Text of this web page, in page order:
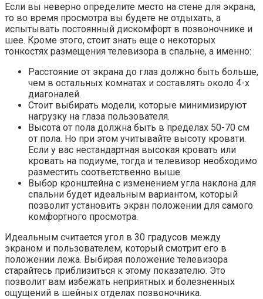
Если вы неверно определите место на стене для экрана,
то во время просмотра вы будете не отдыхать, а
испытывать постоянный дискомфорт в позвоночнике и
шее. Кроме этого, стоит знать еще о некоторых
тонкостях размещения телевизора в спальне, а именно:
Расстояние от экрана до глаз должно быть больше,
чем в остальных комнатах и составлять около 4-х
диагоналей.
Стоит выбирать модели, которые минимизируют
нагрузку на глаза пользователя.
Высота от пола должна быть в пределах 50-70 см
от пола. Но при этом учитывайте высоту кровати.
Если у вас нестандартная высокая кровать или
кровать на подиуме, тогда и телевизор необходимо
разместить соответственно выше.
Выбор кронштейна с изменением угла наклона для
спальни будет идеальным вариантом, который
позволит установить экран положении для самого
комфортного просмотра.
Идеальным считается угол в 30 градусов между
экраном и пользователем, который смотрит его в
положении лежа. Выбирая положение телевизора
старайтесь приблизиться к этому показателю. Это
позволит вам избежать неприятных и болезненных
ощущений в шейных отделах позвоночника.